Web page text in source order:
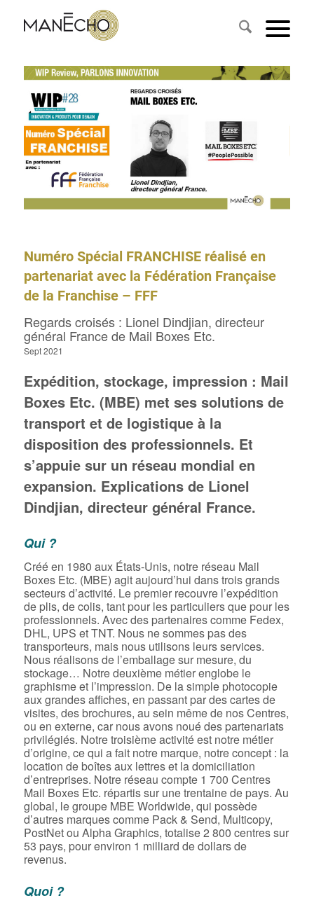
Numéro Spécial FRANCHISE réalisé en
partenariat avec la Fédération Française
de la Franchise – FFF
Regards croisés : Lionel Dindjian, directeur
général France de Mail Boxes Etc.
Sept 2021
Expédition, stockage, impression : Mail
Boxes Etc. (MBE) met ses solutions de
transport et de logistique à la
disposition des professionnels. Et
s’appuie sur un réseau mondial en
expansion. Explications de Lionel
Dindjian, directeur général France.
Qui ?
Créé en 1980 aux États-Unis, notre réseau Mail
Boxes Etc. (MBE) agit aujourd’hui dans trois grands
secteurs d’activité. Le premier recouvre l’expédition
de plis, de colis, tant pour les particuliers que pour les
professionnels. Avec des partenaires comme Fedex,
DHL, UPS et TNT. Nous ne sommes pas des
transporteurs, mais nous utilisons leurs services.
Nous réalisons de l’emballage sur mesure, du
stockage… Notre deuxième métier englobe le
graphisme et l’impression. De la simple photocopie
aux grandes affiches, en passant par des cartes de
visites, des brochures, au sein même de nos Centres,
ou en externe, car nous avons noué des partenariats
privilégiés. Notre troisième activité est notre métier
d’origine, ce qui a fait notre marque, notre concept : la
location de boîtes aux lettres et la domiciliation
d’entreprises. Notre réseau compte 1 700 Centres
Mail Boxes Etc. répartis sur une trentaine de pays. Au
global, le groupe MBE Worldwide, qui possède
d’autres marques comme Pack & Send, Multicopy,
PostNet ou Alpha Graphics, totalise 2 800 centres sur
53 pays, pour environ 1 milliard de dollars de
revenus.
Quoi ?